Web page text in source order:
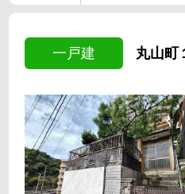
一戸建 丸山町